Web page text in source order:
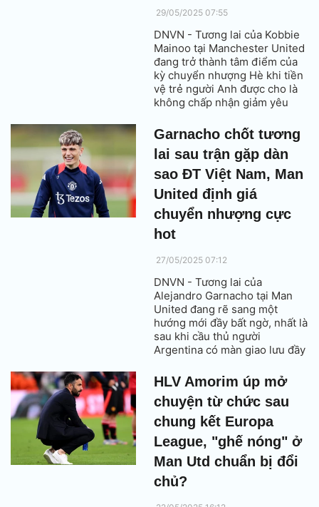
29/05/2025 07:55
DNVN - Tương lai của Kobbie
Mainoo tại Manchester United
đang trở thành tâm điểm của
kỳ chuyển nhượng Hè khi tiền
vệ trẻ người Anh được cho là
không chấp nhận giảm yêu
phán gia hạn hợp đồng.
Garnacho chốt tương
lai sau trận gặp dàn
sao ĐT Việt Nam, Man
United định giá
chuyển nhượng cực
hot
27/05/2025 07:12
DNVN - Tương lai của
Alejandro Garnacho tại Man
United đang rẽ sang một
hướng mới đầy bất ngờ, nhất là
sau khi cầu thủ người
Argentina có màn giao lưu đầy
tuyển Việt Nam trong chuyến
du đấu châu Á.
HLV Amorim úp mở
chuyện từ chức sau
chung kết Europa
League, "ghế nóng" ở
Man Utd chuẩn bị đổi
chủ?